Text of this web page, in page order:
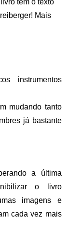
Mais
instrumentos
mudando tanto
já bastante
a última
o livro
imagens e
cada vez mais